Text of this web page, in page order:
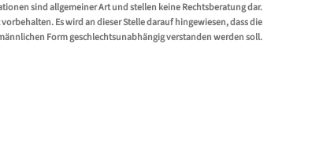
sind allgemeiner Art und stellen keine Rechtsberatung dar.
Es wird an dieser Stelle darauf hingewiesen, dass die
Form geschlechtsunabhängig verstanden werden soll.